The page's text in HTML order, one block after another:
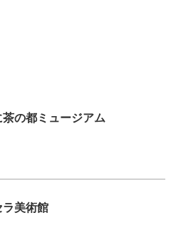
の都ミュージアム
ラ美術館